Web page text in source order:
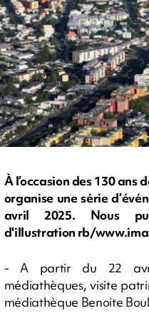
À l’occasion des 130 ans
organise une série
avril 2025. Nous
d'illustration rb/
- A partir du 22
médiathèques, visite
médiathèque Benoite